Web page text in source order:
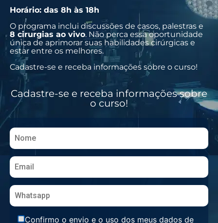
Horário: das 8h às 18h
O programa inclui discussões de casos, palestras e
8 cirurgias ao vivo. Não perca essa oportunidade
única de aprimorar suas habilidades cirúrgicas e
estar entre os melhores.
Cadastre-se e receba informações sobre o curso!
Cadastre-se e receba informações sobre
o curso!
Confirmo o envio e o uso dos meus dados de